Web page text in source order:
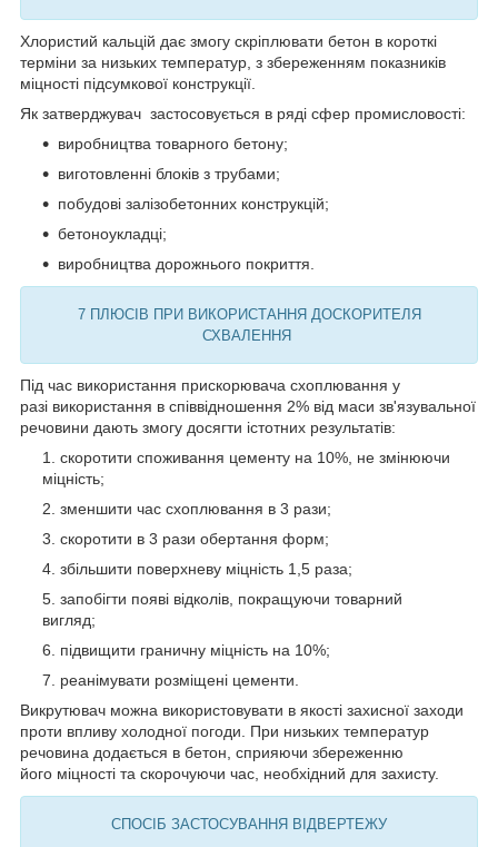
Хлористий кальцій дає змогу скріплювати бетон в короткі
терміни за низьких температур, з збереженням показників
міцності підсумкової конструкції.
Як затверджувач застосовується в ряді сфер промисловості:
виробництва товарного бетону;
виготовленні блоків з трубами;
побудові залізобетонних конструкцій;
бетоноукладці;
виробництва дорожнього покриття.
7 ПЛЮСІВ ПРИ ВИКОРИСТАННЯ ДОСКОРИТЕЛЯ
СХВАЛЕННЯ
Під час використання прискорювача схоплювання у
разі використання в співвідношення 2% від маси зв'язувальної
речовини дають змогу досягти істотних результатів:
скоротити споживання цементу на 10%, не змінюючи
міцність;
зменшити час схоплювання в 3 рази;
скоротити в 3 рази обертання форм;
збільшити поверхневу міцність 1,5 раза;
запобігти появі відколів, покращуючи товарний
вигляд;
підвищити граничну міцність на 10%;
реанімувати розміщені цементи.
Викрутювач можна використовувати в якості захисної заходи
проти впливу холодної погоди. При низьких температур
речовина додається в бетон, сприяючи збереженню
його міцності та скорочуючи час, необхідний для захисту.
СПОСІБ ЗАСТОСУВАННЯ ВІДВЕРТЕЖУ